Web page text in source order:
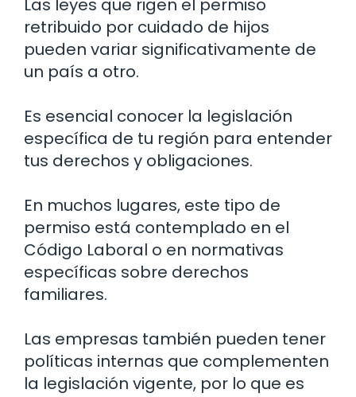
Las leyes que rigen el permiso
retribuido por cuidado de hijos
pueden variar significativamente de
un país a otro.
Es esencial conocer la legislación
específica de tu región para entender
tus derechos y obligaciones.
En muchos lugares, este tipo de
permiso está contemplado en el
Código Laboral o en normativas
específicas sobre derechos
familiares.
Las empresas también pueden tener
políticas internas que complementen
la legislación vigente, por lo que es